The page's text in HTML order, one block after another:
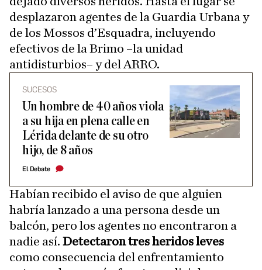
desplazaron agentes de la Guardia Urbana y
de los Mossos d’Esquadra, incluyendo
efectivos de la Brimo –la unidad
antidisturbios– y del ARRO.
SUCESOS
Un hombre de 40 años viola
a su hija en plena calle en
Lérida delante de su otro
hijo, de 8 años
El Debate
Habían recibido el aviso de que alguien
habría lanzado a una persona desde un
balcón, pero los agentes no encontraron a
nadie así. Detectaron tres heridos leves
como consecuencia del enfrentamiento